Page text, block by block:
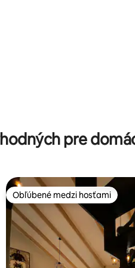
4,93 z 5, počet
pre
Obľúbené medzi hosťami
Obľúbené medzi hosťami